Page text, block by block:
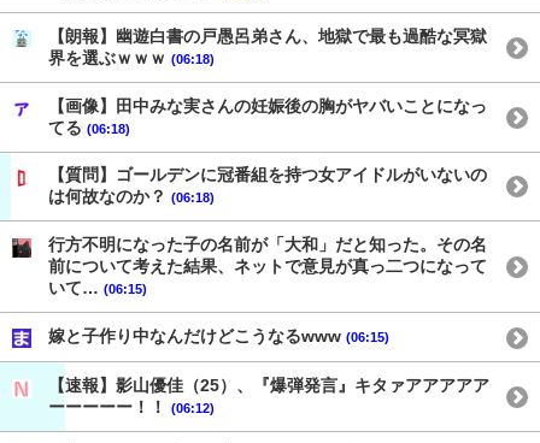
【朗報】幽遊白書の戸愚呂弟さん、地獄で最も過酷な冥獄
界を選ぶｗｗｗ (06:18)
【画像】田中みな実さんの妊娠後の胸がヤバいことになっ
てる (06:18)
【質問】ゴールデンに冠番組を持つ女アイドルがいないの
は何故なのか？ (06:18)
行方不明になった子の名前が「大和」だと知った。その名
前について考えた結果、ネットで意見が真っ二つになって
いて… (06:15)
嫁と子作り中なんだけどこうなるwww (06:15)
【速報】影山優佳（25）、『爆弾発言』キタァアアアアア
ーーーーー！！
(06:12)